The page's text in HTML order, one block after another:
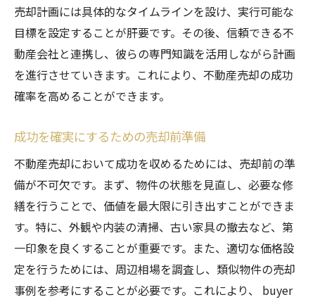
売却計画には具体的なタイムラインを設け、実行可能な
目標を設定することが肝要です。その後、信頼できる不
動産会社と連携し、彼らの専門知識を活用しながら計画
を進行させていきます。これにより、不動産売却の成功
確率を高めることができます。
成功を確実にするための売却前準備
不動産売却において成功を収めるためには、売却前の準
備が不可欠です。まず、物件の状態を見直し、必要な修
繕を行うことで、価値を最大限に引き出すことができま
す。特に、外観や内装の清掃、古い家具の撤去など、第
一印象を良くすることが重要です。また、適切な価格設
定を行うためには、周辺相場を調査し、類似物件の売却
事例を参考にすることが必要です。これにより、 buyer